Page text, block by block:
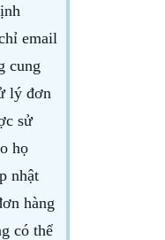
email
cung
lý đơn
sử
họ
nhật
hàng
có thể